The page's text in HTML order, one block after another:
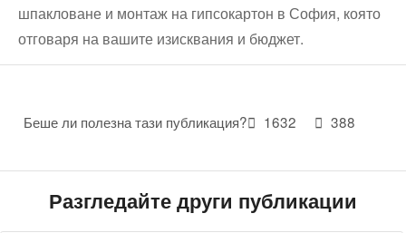
шпакловане и монтаж на гипсокартон в София, която
отговаря на вашите изисквания и бюджет.
Беше ли полезна тази публикация? 1632 388
Разгледайте други публикации